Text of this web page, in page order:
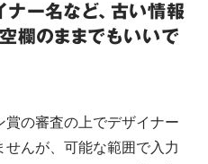
ー名など、古い情報
欄のままでもいいで
賞の審査の上でデザイナー
んが、可能な範囲で入力